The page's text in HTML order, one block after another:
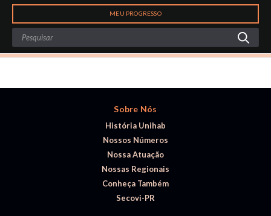
MEU PROGRESSO
Search
Sobre Nós
História Unihab
Nossos Números
Nossa Atuação
Nossas Regionais
Conheça Também
Secovi-PR